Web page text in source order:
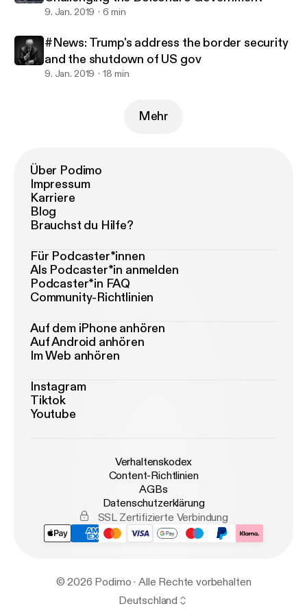
9. Jan. 2019 6 min
#News: Trump's address the border security
and the shutdown of US gov
9. Jan. 2019 18 min
Mehr
Über Podimo
Impressum
Karriere
Blog
Brauchst du Hilfe?
Für Podcaster*innen
Als Podcaster*in anmelden
Podcaster*in FAQ
Community-Richtlinien
Auf dem iPhone anhören
Auf Android anhören
Im Web anhören
Instagram
Tiktok
Youtube
Verhaltenskodex
Content-Richtlinien
AGBs
Datenschutzerklärung
SSL Zertifizierte Verbindung
© 2026 Podimo · Alle Rechte vorbehalten
Deutschland